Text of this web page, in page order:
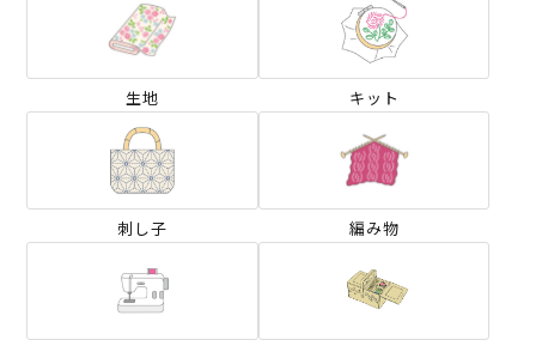
生地 キット
刺し子 編み物